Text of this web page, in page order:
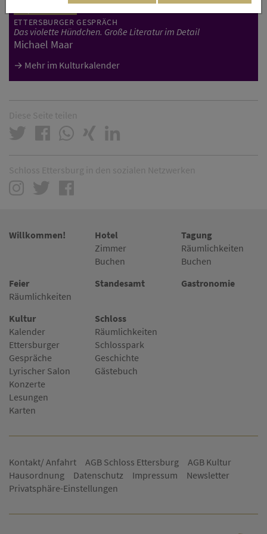
ETTERSBURGER GESPRÄCH
Das violette Hündchen. Große Literatur im Detail
Michael Maar
Mehr im Kulturkalender
Diese Seite teilen
Schloss Ettersburg in den sozialen Netzwerken
Willkommen!
Hotel
Zimmer
Buchen
Tagung
Räumlichkeiten
Buchen
Feier
Räumlichkeiten
Standesamt Gastronomie
Kultur
Kalender
Ettersburger
Gespräche
Lyrischer Salon
Konzerte
Lesungen
Karten
Schloss
Räumlichkeiten
Schlosspark
Geschichte
Gästebuch
Kontakt/ Anfahrt AGB Schloss Ettersburg
AGB Kultur
Hausordnung
Datenschutz Impressum
Newsletter
Privatsphäre-Einstellungen